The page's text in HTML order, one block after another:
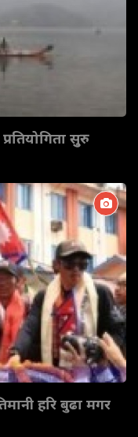
सुुरु
हरि बुढा मगर